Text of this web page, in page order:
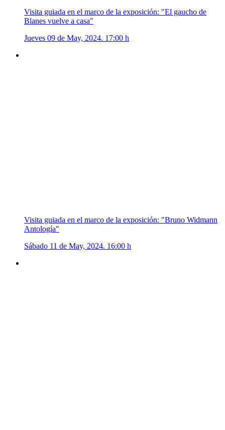
Visita guiada en el marco de la exposición: "El gaucho de
Blanes vuelve a casa"
Jueves 09 de May, 2024. 17:00 h
Visita guiada en el marco de la exposición: "Bruno Widmann
Antología"
Sábado 11 de May, 2024. 16:00 h